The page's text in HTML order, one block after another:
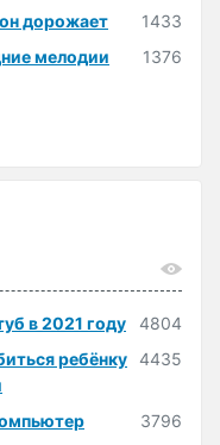
дорожает
1433
мелодии
1376
в 2021 году
4804
ребёнку 4435
3796